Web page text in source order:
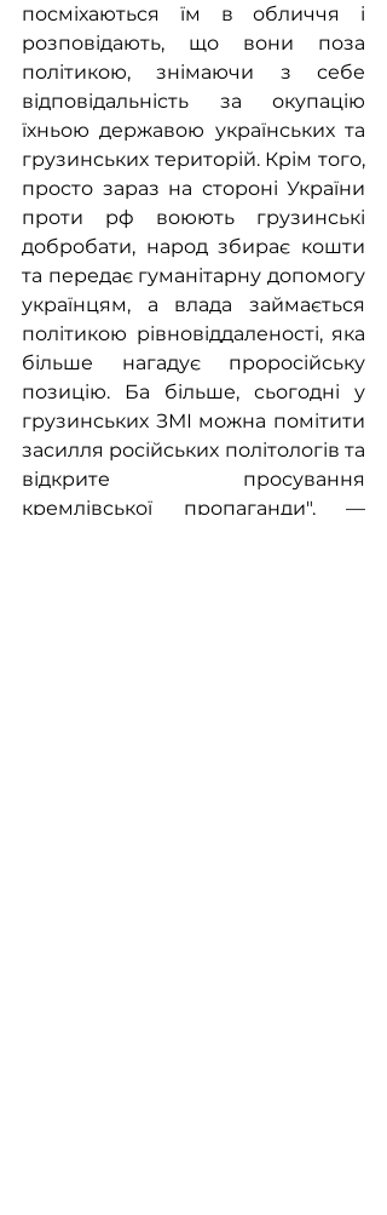
посміхаються їм в обличчя і
розповідають, що вони поза
політикою, знімаючи з себе
відповідальність за окупацію
їхньою державою українських та
грузинських територій. Крім того,
просто зараз на стороні України
проти рф воюють грузинські
добробати, народ збирає кошти
та передає гуманітарну допомогу
українцям, а влада займається
політикою рівновіддаленості, яка
більше нагадує проросійську
позицію. Ба більше, сьогодні у
грузинських ЗМІ можна помітити
засилля російських політологів та
відкрите просування
кремлівської пропаганди", —